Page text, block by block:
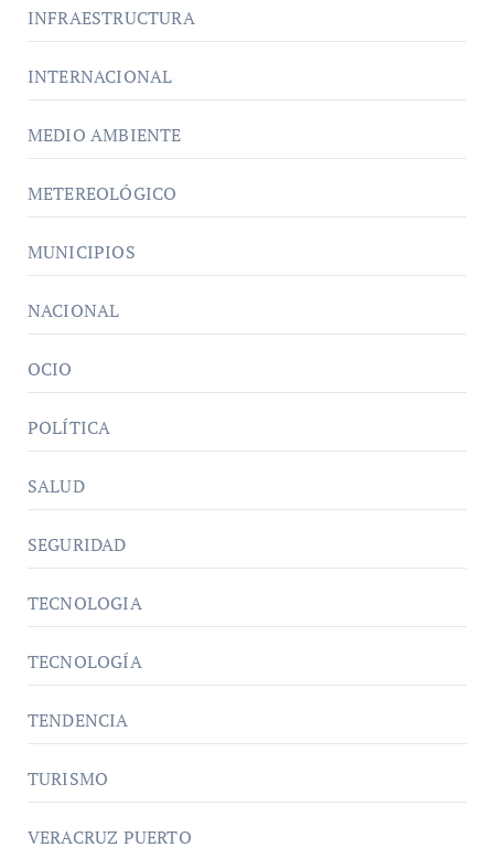
INFRAESTRUCTURA
INTERNACIONAL
MEDIO AMBIENTE
METEREOLÓGICO
MUNICIPIOS
NACIONAL
OCIO
POLÍTICA
SALUD
SEGURIDAD
TECNOLOGIA
TECNOLOGÍA
TENDENCIA
TURISMO
VERACRUZ PUERTO